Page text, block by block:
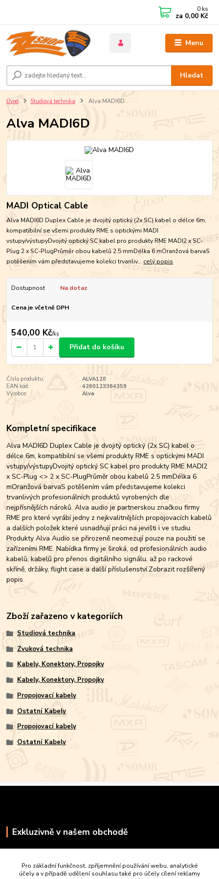
Menu
Hledat
0 ks
za 0,00 Kč
Úvod Studiová technika Alva MADI6D
Alva MADI6D
MADI Optical Cable
Alva MADI6D Duplex Cable je dvojitý optický (2x SC) kabel o délce 6m,
kompatibilní se všemi produkty RME s optickými MADI
vstupy/výstupyDvojitý optický SC kabel pro produkty RME MADI2 x SC-
Plug 2 x SC-PlugPrůměr obou kabelů 2.5 mmDélka 6 mOranžová barvaS
potěšením vám představujeme kolekci trvanliv... celý popis
Dostupnost Na dotaz
Cena je včetně DPH
540,00 Kč/ks
Přidat do košíku
Číslo produktu:
ALVA120
EAN kód:
4260123364359
Výrobce:
Alva
Kompletní specifikace
Alva MADI6D Duplex Cable je dvojitý optický (2x SC) kabel o
délce 6m, kompatibilní se všemi produkty RME s optickými MADI
vstupy/výstupyDvojitý optický SC kabel pro produkty RME MADI2
x SC-Plug <> 2 x SC-PlugPrůměr obou kabelů 2.5 mmDélka 6
mOranžová barvaS potěšením vám představujeme kolekci
trvanlivých profesionálních produktů vyrobených dle
nejpřísnějších nároků. Alva audio je partnerskou značkou firmy
RME pro které vyrábí jedny z nejkvalitnějších propojovacích kabelů
a dalších položek které usnadňují práci na jevišti i ve studiu.
Produkty Alva Audio se přirozeně neomezují pouze na použití se
zařízeními RME. Nabídka firmy je široká, od profesionálních audio
kabelů, kabelů pro přenos digitálního signálu, až po rackové
skříně, držáky, flight case a další příslušenství.Zobrazit rozšířený
popis
Zboží zařazeno v kategoriích
Studiová technika
Zvuková technika
Kabely, Konektory, Propojky
Kabely, Konektory, Propojky
Propojovací kabely
Ostatní Kabely
Propojovací kabely
Ostatní Kabely
Exkluzivně v našem obchodě
Pro základní funkčnost, zpříjemnění používání webu, analytické
účely a v případě udělení souhlasu také pro účely cílení reklamy